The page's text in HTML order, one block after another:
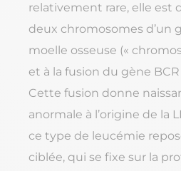
relativement rare, elle est
deux chromosomes d’un
moelle osseuse («
et à la fusion du gène
Cette fusion donne
anormale à l’origine de la
ce type de leucémie
ciblée, qui se fixe sur la